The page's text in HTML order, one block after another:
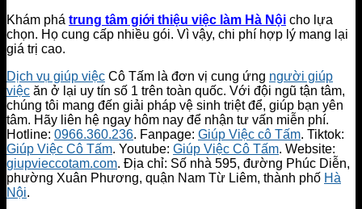
Khám phá trung tâm giới thiệu việc làm Hà Nội cho lựa
chọn. Họ cung cấp nhiều gói. Vì vậy, chi phí hợp lý mang lại
giá trị cao.
Dịch vụ giúp việc Cô Tấm là đơn vị cung ứng người giúp
việc ăn ở lại uy tín số 1 trên toàn quốc. Với đội ngũ tận tâm,
chúng tôi mang đến giải pháp vệ sinh triệt để, giúp bạn yên
tâm. Hãy liên hệ ngay hôm nay để nhận tư vấn miễn phí.
Hotline: 0966.360.236. Fanpage: Giúp Việc cô Tấm. Tiktok:
Giúp Việc Cô Tấm. Youtube: Giúp Việc Cô Tấm. Website:
giupvieccotam.com. Địa chỉ: Số nhà 595, đường Phúc Diễn,
phường Xuân Phương, quận Nam Từ Liêm, thành phố Hà
Nội.